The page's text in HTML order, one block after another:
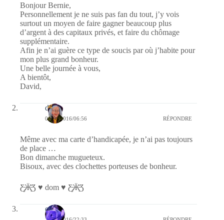
Bonjour Bernie,
Personnellement je ne suis pas fan du tout, j’y vois
surtout un moyen de faire gagner beaucoup plus
d’argent à des capitaux privés, et faire du chômage
supplémentaire.
Afin je n’ai guère ce type de soucis par où j’habite pour
mon plus grand bonheur.
Une belle journée à vous,
A bientôt,
David,
dom
01/05/2016/06:56 RÉPONDRE
Même avec ma carte d’handicapée, je n’ai pas toujours
de place …
Bon dimanche mugueteux.
Bisoux, avec des clochettes porteuses de bonheur.
Ƹ̵̡Ӝ̵̨̄Ʒ ♥ dom ♥ Ƹ̵̡Ӝ̵̨̄Ʒ
covix